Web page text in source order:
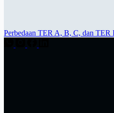
Perbedaan TER A, B, C, dan TER